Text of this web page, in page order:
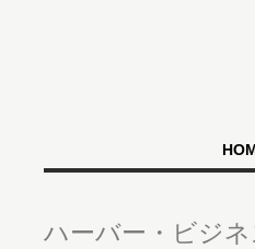
ハーバー・ビジ